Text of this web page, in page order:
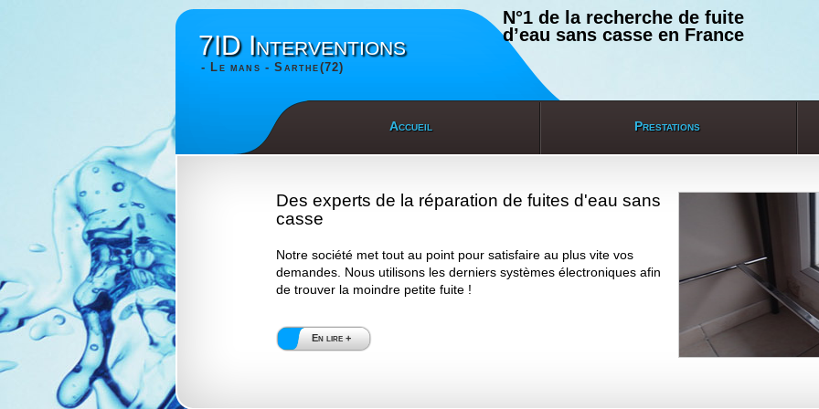
7ID Interventions
- Le mans - Sarthe(72)
N°1 de la recherche de fuite
d’eau sans casse en France
Accueil Prestations
Des experts de la réparation de fuites d'eau sans
casse
Notre société met tout au point pour satisfaire au plus vite vos
demandes. Nous utilisons les derniers systèmes électroniques afin
de trouver la moindre petite fuite !
En lire +